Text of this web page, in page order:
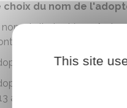
choix du nom de
nom de l'adoptéaprèsla
remplies :
souhaite
n'a pas fait cette
ans et plus au moment
This site